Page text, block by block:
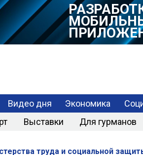
Видео дня Экономика
Выставки Для гурманов
труда и социальной